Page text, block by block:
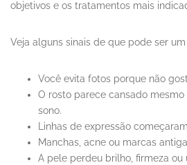
objetivos e os tratamentos mais
Veja alguns sinais de que pode ser
Você evita fotos porque não
O rosto parece cansado
sono.
Linhas de expressão
Manchas, acne ou marcas
A pele perdeu brilho, firmeza ou